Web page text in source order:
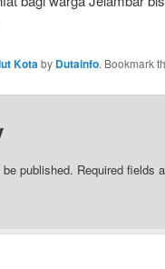
Kotaby Dutainfo. Bookmark
published. Required fields